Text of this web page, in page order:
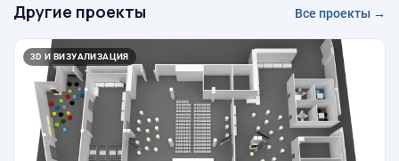
Другие проекты Все проекты →
3D И ВИЗУАЛИЗАЦИЯ